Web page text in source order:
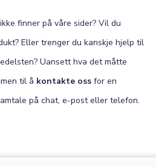
finner på våre sider? Vil du
Eller trenger du kanskje hjelp til
Uansett hva det måtte
til å kontakte oss for en
på chat, e-post eller telefon.